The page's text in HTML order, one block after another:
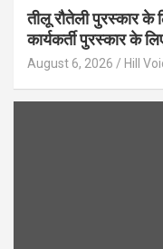
तीलू रौतेली पुरस्कार के
कार्यकर्ती पुरस्कार के
August 6, 2026 Hill